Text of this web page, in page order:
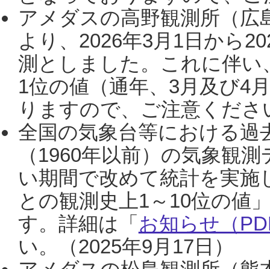
アメダスの高野観測所（
より、2026年3月1日から
測としました。これに伴い
1位の値（通年、3月及び4
りますので、ご注意くだ
全国の気象台等における過
（1960年以前）の気象観
い期間で改めて統計を実
との観測史上1～10位の値
す。詳細は「 お知らせ（
い。（2025年9月17日）